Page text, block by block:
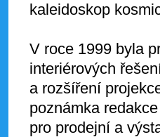
kaleidoskop
V roce 1999 byla
interiérových
a rozšíření
poznámka
pro prodejní a